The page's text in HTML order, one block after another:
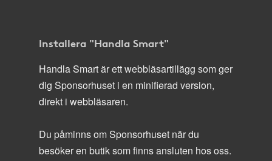
Installera "Handla Smart"
Handla Smart är ett webbläsartillägg som ger
dig Sponsorhuset i en minifierad version,
direkt i webbläsaren.
Du påminns om Sponsorhuset när du
besöker en butik som finns ansluten hos oss.